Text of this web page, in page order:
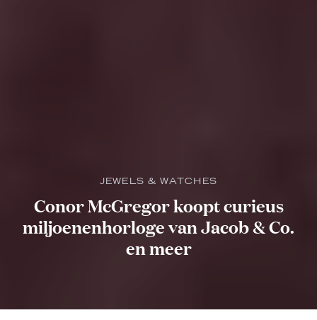
JEWELS & WATCHES
Conor McGregor koopt curieus
miljoenenhorloge van Jacob & Co.
en meer